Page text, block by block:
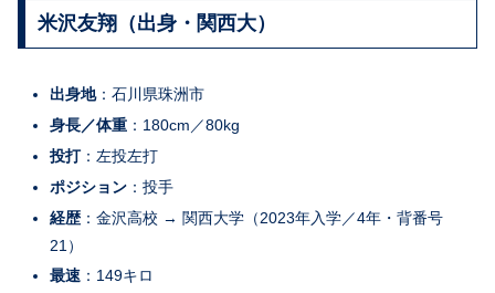
米沢友翔（出身・関西大）
出身地：石川県珠洲市
身長／体重：180cm／80kg
投打：左投左打
ポジション：投手
経歴：金沢高校 → 関西大学（2023年入学／4年・背番号
21）
最速：149キロ